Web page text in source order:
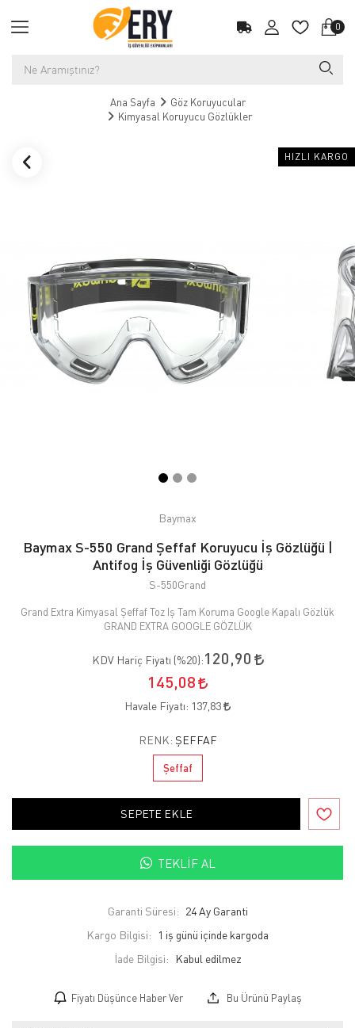
0
Ana Sayfa
Göz Koruyucular
Kimyasal Koruyucu Gözlükler
HIZLI KARGO
Baymax
Baymax S-550 Grand Şeffaf Koruyucu İş Gözlüğü |
Antifog İş Güvenliği Gözlüğü
S-550Grand
Grand Extra Kimyasal Şeffaf Toz Iş Tam Koruma Google Kapalı Gözlük
GRAND EXTRA GOOGLE GÖZLÜK
KDV Hariç Fiyatı (%20):120,90
145,08
Havale Fiyatı: 137,83
RENK: ŞEFFAF
Şeffaf
SEPETE EKLE
TEKLIF AL
Garanti Süresi: 24 Ay Garanti
Kargo Bilgisi:
1 iş günü içinde kargoda
İade Bilgisi:
Fiyatı Düşünce Haber Ver Bu Ürünü Paylaş